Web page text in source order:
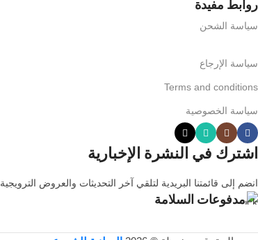
روابط مفيدة
سياسة الشحن
سياسة الإرجاع
Terms and conditions
سياسة الخصوصية
اشترك في النشرة الإخبارية
انضم إلى قائمتنا البريدية لتلقي آخر التحديثات والعروض الترويجية.
مدفوعات السلامة